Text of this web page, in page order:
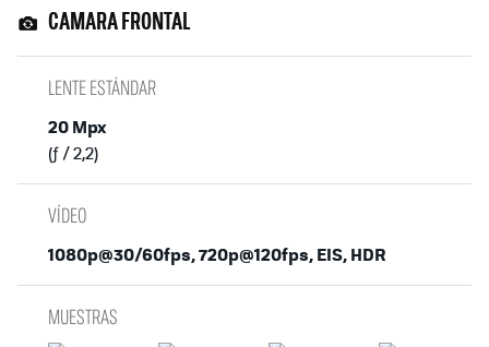
CAMARA FRONTAL
LENTE ESTÁNDAR
20 Mpx
(ƒ / 2,2)
VÍDEO
1080p@30/60fps, 720p@120fps, EIS, HDR
MUESTRAS